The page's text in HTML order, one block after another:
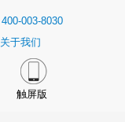
400-003-8030
关于我们
触屏版